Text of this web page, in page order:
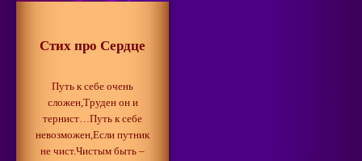
Стих про Сердце
Путь к себе очень
сложен,Труден он и
тернист…Путь к себе
невозможен,Если путник
не чист.Чистым быть –
Getting Closer to the Dream